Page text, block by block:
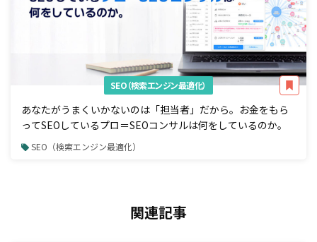
SEO（検索エンジン最適化）
あなたがうまくいかないのは「担当者」だから。お金をもら
ってSEOしているプロ＝SEOコンサルは何をしているのか。
SEO（検索エンジン最適化）
関連記事